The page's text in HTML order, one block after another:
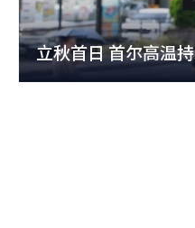
立秋首日 首尔高温